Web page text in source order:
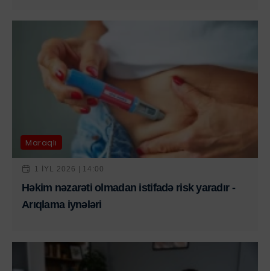
Maraqlı
1 IYL 2026 | 14:00
Həkim nəzarəti olmadan istifadə risk yaradır -
Arıqlama iynələri